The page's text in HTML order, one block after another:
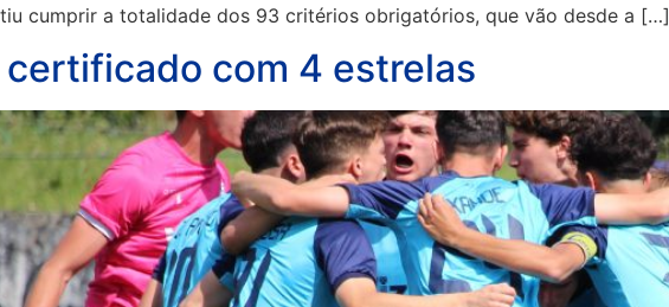
cumprir a totalidade dos 93 critérios obrigatórios, que vão desde a […]
certificado com 4 estrelas